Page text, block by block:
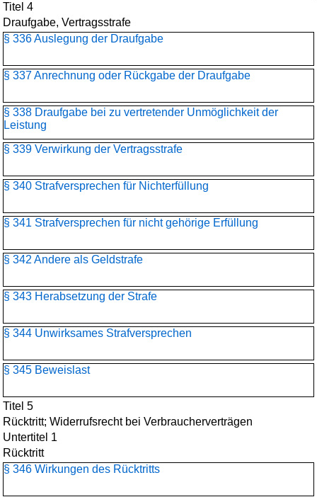
Titel 4
Draufgabe, Vertragsstrafe
§ 336 Auslegung der Draufgabe
§ 337 Anrechnung oder Rückgabe der Draufgabe
§ 338 Draufgabe bei zu vertretender Unmöglichkeit der
Leistung
§ 339 Verwirkung der Vertragsstrafe
§ 340 Strafversprechen für Nichterfüllung
§ 341 Strafversprechen für nicht gehörige Erfüllung
§ 342 Andere als Geldstrafe
§ 343 Herabsetzung der Strafe
§ 344 Unwirksames Strafversprechen
§ 345 Beweislast
Titel 5
Rücktritt; Widerrufsrecht bei Verbraucherverträgen
Untertitel 1
Rücktritt
§ 346 Wirkungen des Rücktritts